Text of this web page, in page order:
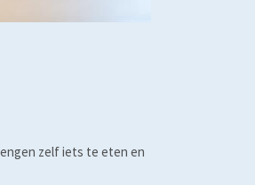
zelf iets te eten en